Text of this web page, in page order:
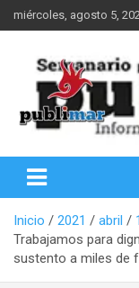
Saltar
al
miércoles, agosto 5,
PubliMar
Inicio 2021 abril
1
Trabajamos para
sustento a miles de